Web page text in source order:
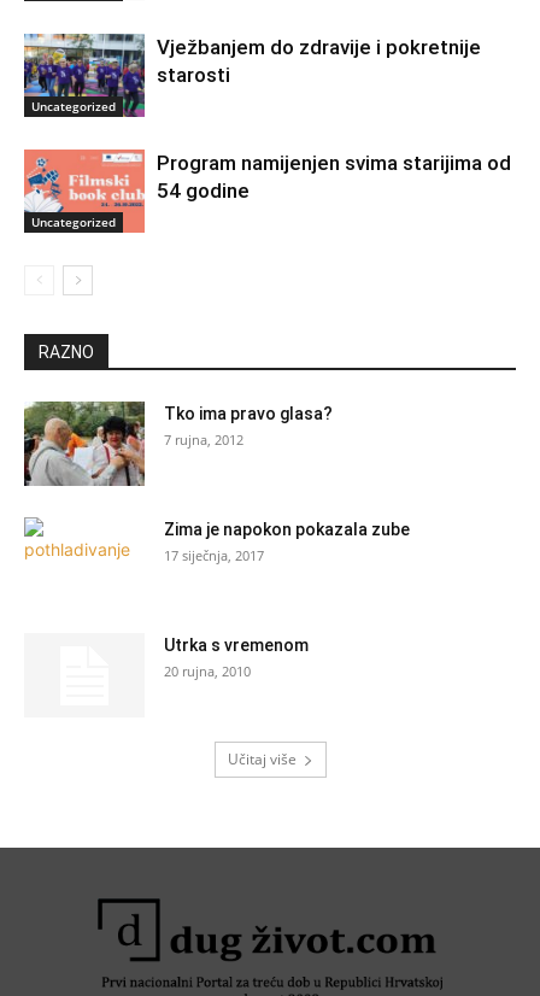
Uncategorized
Vježbanjem do zdravije i pokretnije
starosti
Uncategorized
Program namijenjen svima starijima od
54 godine
RAZNO
Tko ima pravo glasa?
7 rujna, 2012
Zima je napokon pokazala zube
17 siječnja, 2017
Utrka s vremenom
20 rujna, 2010
Učitaj više